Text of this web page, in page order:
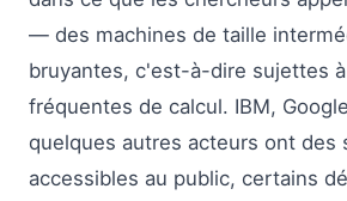
— des machines de taille
bruyantes, c'est-à-dire sujettes
fréquentes de calcul. IBM,
quelques autres acteurs ont des
accessibles au public, certains